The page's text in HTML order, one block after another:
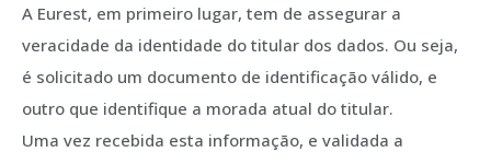
A Eurest, em primeiro lugar, tem de assegurar a
veracidade da identidade do titular dos dados. Ou seja,
é solicitado um documento de identificação válido, e
outro que identifique a morada atual do titular.
Uma vez recebida esta informação, e validada a